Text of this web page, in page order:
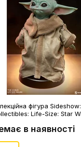
фігура Sideshow:
Life-Size: Star
в наявності